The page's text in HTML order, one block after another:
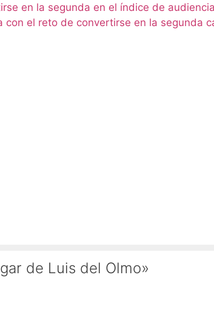
en la segunda en el índice de
con el reto de convertirse en la segunda
de Luis del Olmo»